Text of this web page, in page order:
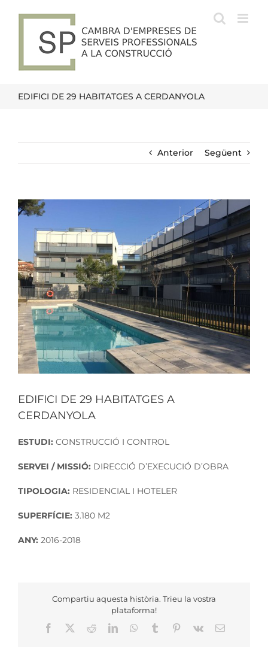
EDIFICI DE 29 HABITATGES A CERDANYOLA
Anterior Següent
View
Larger
Image
EDIFICI DE 29 HABITATGES A
CERDANYOLA
ESTUDI: CONSTRUCCIÓ I CONTROL
SERVEI / MISSIÓ: DIRECCIÓ D’EXECUCIÓ D’OBRA
TIPOLOGIA: RESIDENCIAL I HOTELER
SUPERFÍCIE: 3.180 M2
ANY: 2016-2018
Compartiu aquesta història. Trieu la vostra
plataforma!
Facebook
RedditLinkedInWhatsApp
Tumblr Pinterest
Vk Email: